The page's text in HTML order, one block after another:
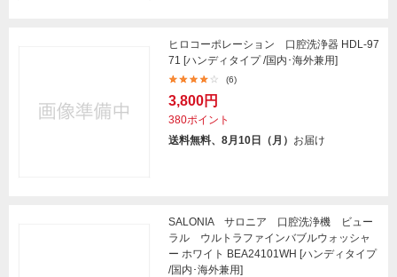
ヒロコーポレーション 口腔洗浄器 HDL-97
71 [ハンディタイプ /国内･海外兼用]
(6)
3,800円
380ポイント
送料無料、8月10日（月） お届け
SALONIA サロニア 口腔洗浄機 ビュー
ラル ウルトラファインバブルウォッシャ
ー ホワイト BEA24101WH [ハンディタイプ
/国内･海外兼用]